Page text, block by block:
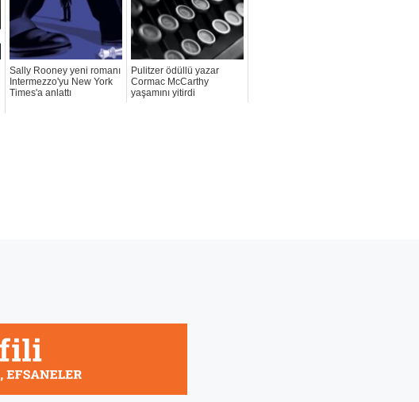
Sally Rooney yeni romanı
Intermezzo'yu New York
Times'a anlattı
Pulitzer ödüllü yazar
Cormac McCarthy
yaşamını yitirdi